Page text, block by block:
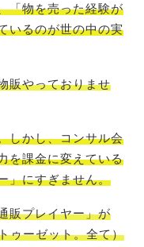
「物を売った経験が
いるのが世の中の実
販やっておりませ
しかし、コンサル会
を課金に変えている
」にすぎません。
販プレイヤー」が
ゥーゼット。全て）